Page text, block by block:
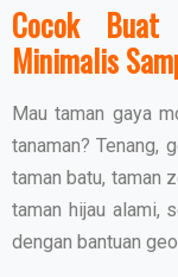
Cocok
Minimalis
Mau taman gaya
tanaman? Tenang,
taman batu, taman
taman hijau alami,
dengan bantuan